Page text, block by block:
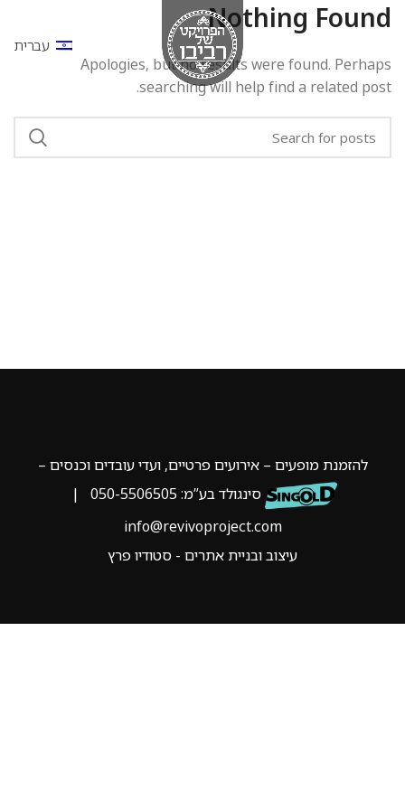
עברית
Nothing Found
Apologies, but no results were found. Perhaps
searching will help find a related post.
להזמנת מופעים – אירועים פרטיים, ועדי עובדים וכנסים –
סינגולד בע”מ:
|
info@revivoproject.com
עיצוב ובניית אתרים - סטודיו פרץ